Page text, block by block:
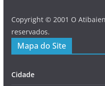
Copyright © 2001 O
reservados.
Mapa do Site
Cidade